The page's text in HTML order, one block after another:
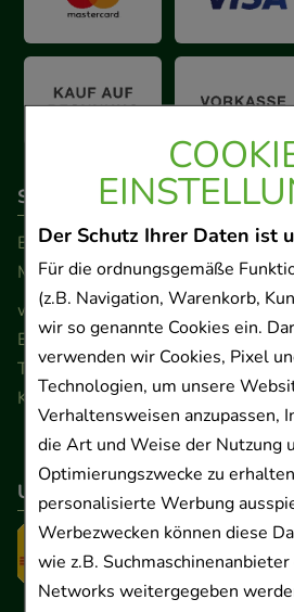
Der Schutz Ihrer Daten ist
Für die ordnungsgemäße
(z.B. Navigation, Warenkorb,
wir so genannte Cookies ein.
verwenden wir Cookies, Pixel
Technologien, um unsere
Verhaltensweisen anzupassen,
die Art und Weise der Nutzung
Optimierungszwecke zu
personalisierte Werbung
Werbezwecken können diese
wie z.B.
Networks weitergegeben
So erreichen Sie uns
Beratung und Kundenservice:
Montag - Freitag von 9.00 bis
www.ApoSalis.de· E-Mail:
Ernst-August-Platz 2 · 30159
Telefon 0511 89 71 80 0 · Fax
Kontaktformular
Unser Versanddienstleister